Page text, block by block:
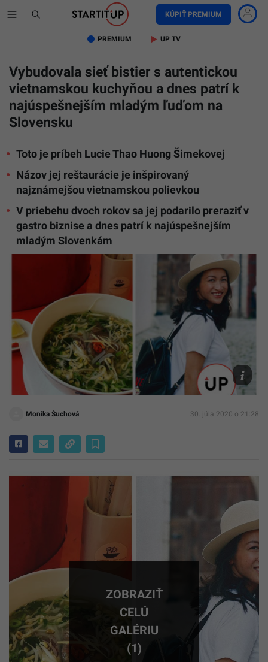
KÚPIŤ PREMIUM
PREMIUM UP TV
Vybudovala sieť bistier s autentickou
vietnamskou kuchyňou a dnes patrí k
najúspešnejším mladým ľuďom na
Slovensku
Toto je príbeh Lucie Thao Huong Šimekovej
Názov jej reštaurácie je inšpirovaný
najznámejšou vietnamskou polievkou
V priebehu dvoch rokov sa jej podarilo preraziť v
gastro biznise a dnes patrí k najúspešnejším
mladým Slovenkám
Monika Šuchová 30. júla 2020 o 21:28
ZOBRAZIŤ
CELÚ
GALÉRIU
(1)